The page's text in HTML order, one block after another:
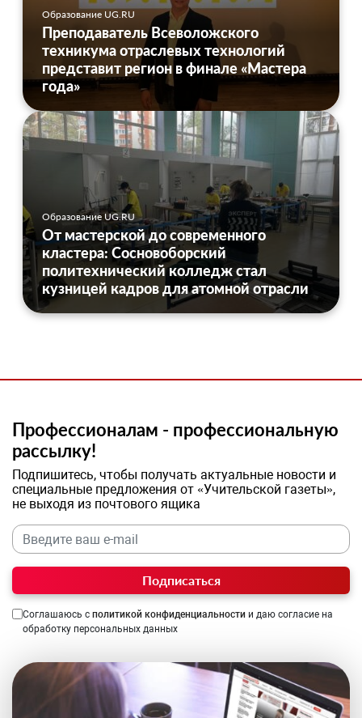
Образование UG.RU
Преподаватель Всеволожского
техникума отраслевых технологий
представит регион в финале «Мастера
года»
Образование UG.RU
От мастерской до современного
кластера: Сосновоборский
политехнический колледж стал
кузницей кадров для атомной отрасли
Профессионалам - профессиональную
рассылку!
Подпишитесь, чтобы получать актуальные новости и
специальные предложения от «Учительской газеты»,
не выходя из почтового ящика
Подписаться
Соглашаюсь с политикой конфиденциальности и даю согласие на
обработку персональных данных